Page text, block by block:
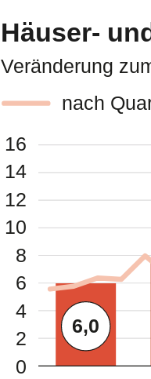
6,0
16
14
12
10
8
6
4
2
0
Veränderung
nach
Häuser-